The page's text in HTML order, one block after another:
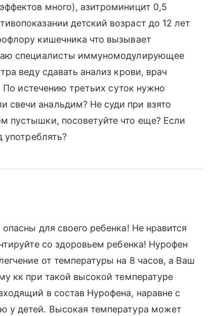
много), азитроминицит 0,5
детский возраст до 12 лет
кишечника что вызывает
специалисты иммуномодулирующее
веду сдавать анализ крови, врач
По истечению третьих суток нужно
анальдим? Не суди при взято
пустышки, посоветуйте что еще? Если
употреблять?
для своего ребенка! Не нравится
со здоровьем ребенка! Нурофен
от температуры на 8 часов, а Ваш
кк при такой высокой температуре
в состав Нурофена, наравне с
у детей. Высокая температура может